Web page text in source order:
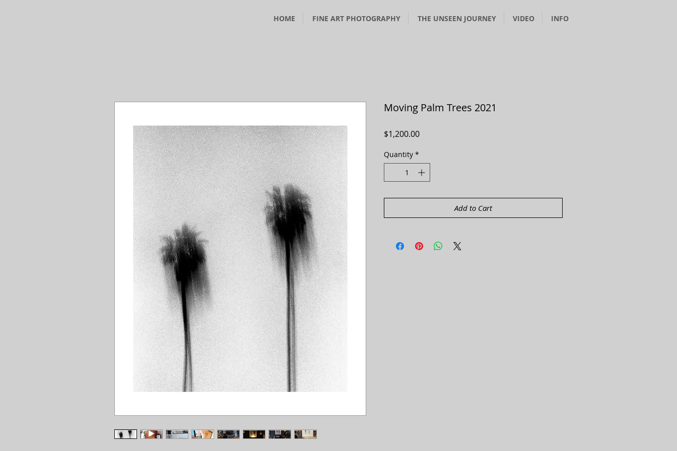
HOME FINE ART PHOTOGRAPHY THE UNSEEN JOURNEY VIDEO INFO
Moving Palm Trees 2021
$1,200.00Price
Quantity *
Add to Cart